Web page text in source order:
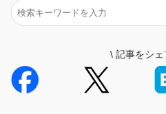
\ 記事をシェ